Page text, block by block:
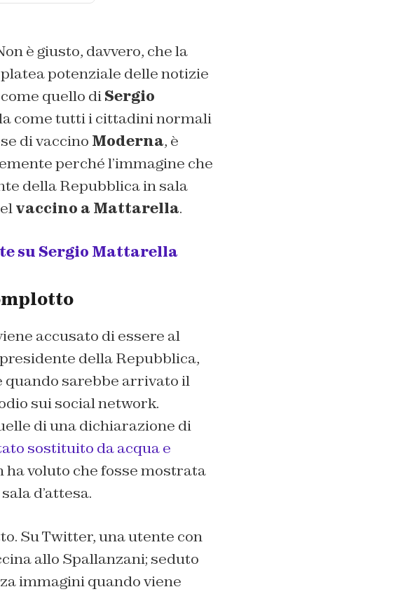
è giusto, davvero, che la
potenziale delle notizie
quello diSergio
come tutti i cittadini normali
di vaccino Moderna, è
perché l’immagine che
della Repubblica in sala
vaccino a Mattarella.
su Sergio Mattarella
accusato di essere al
della Repubblica,
quando sarebbe arrivato il
sui social network.
di una dichiarazione di
sostituito da acqua e
ha voluto che fosse mostrata
d’attesa.
Su Twitter, una utente con
allo Spallanzani; seduto
immagini quando viene